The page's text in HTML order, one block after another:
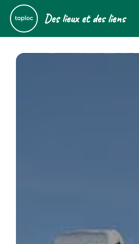
Des lieux et des liens